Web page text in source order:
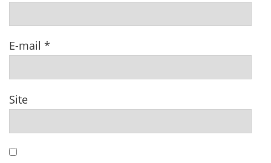
E-mail *
Site